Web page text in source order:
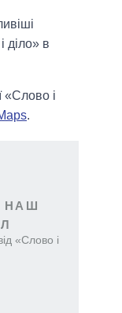
діло» в
«Слово і
.
НАШ
«Слово і